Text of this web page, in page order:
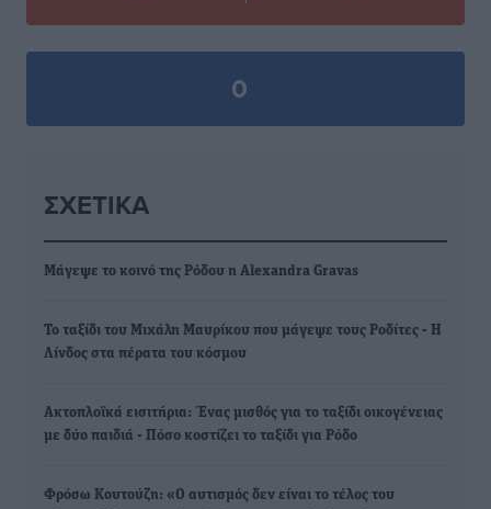
0
ΣΧΕΤΙΚΆ
Μάγεψε το κοινό της Ρόδου η Alexandra Gravas
Το ταξίδι του Μιχάλη Μαυρίκου που μάγεψε τους Ροδίτες - Η
Λίνδος στα πέρατα του κόσμου
Ακτοπλοϊκά εισιτήρια: Ένας μισθός για το ταξίδι οικογένειας
με δύο παιδιά - Πόσο κοστίζει το ταξίδι για Ρόδο
Φρόσω Κουτούζη: «Ο αυτισμός δεν είναι το τέλος του